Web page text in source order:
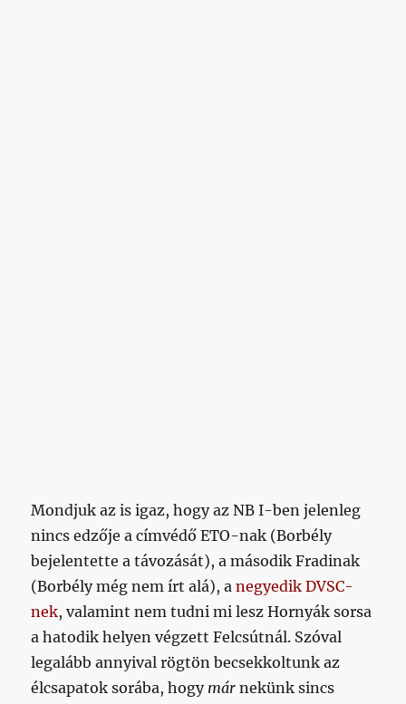
Mondjuk az is igaz, hogy az NB I-ben jelenleg
nincs edzője a címvédő ETO-nak (Borbély
bejelentette a távozását), a második Fradinak
(Borbély még nem írt alá), anegyedik DVSC-
nek, valamint nem tudni mi lesz Hornyák sorsa
a hatodik helyen végzett Felcsútnál. Szóval
legalább annyival rögtön becsekkoltunk az
élcsapatok sorába, hogy már nekünk sincs